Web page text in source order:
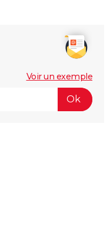
Voir un exemple